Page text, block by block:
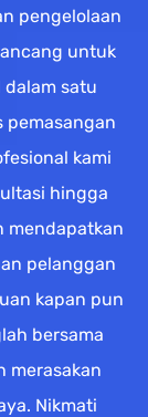
pengelolaan
untuk
dalam satu
pemasangan
kami
hingga
mendapatkan
pelanggan
kapan pun
bersama
merasakan
Nikmati